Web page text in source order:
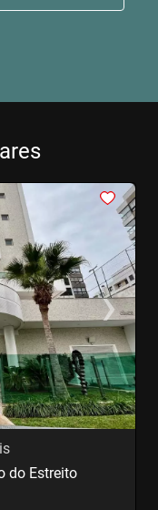
›Next
do Estreito